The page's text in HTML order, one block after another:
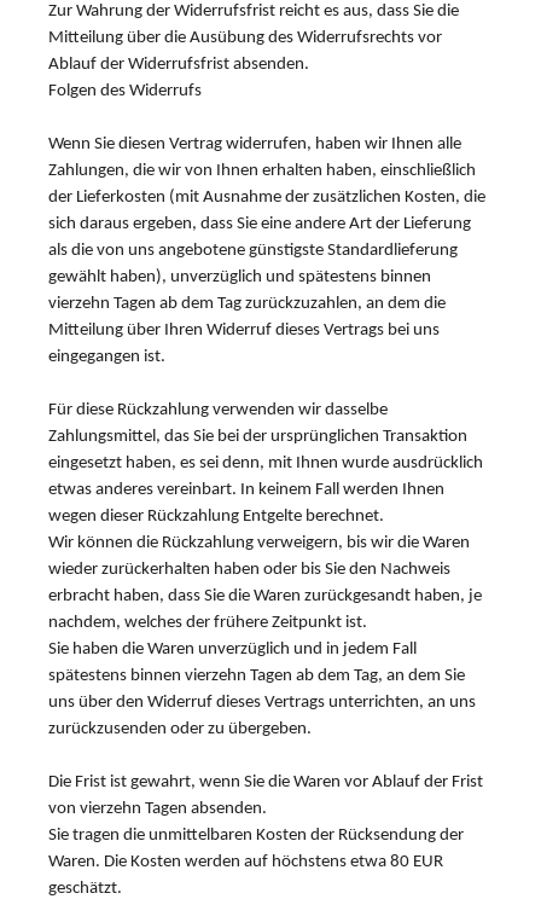
Zur Wahrung der Widerrufsfrist reicht es aus, dass Sie die
Mitteilung über die Ausübung des Widerrufsrechts vor
Ablauf der Widerrufsfrist absenden.
Folgen des Widerrufs
Wenn Sie diesen Vertrag widerrufen, haben wir Ihnen alle
Zahlungen, die wir von Ihnen erhalten haben, einschließlich
der Lieferkosten (mit Ausnahme der zusätzlichen Kosten, die
sich daraus ergeben, dass Sie eine andere Art der Lieferung
als die von uns angebotene günstigste Standardlieferung
gewählt haben), unverzüglich und spätestens binnen
vierzehn Tagen ab dem Tag zurückzuzahlen, an dem die
Mitteilung über Ihren Widerruf dieses Vertrags bei uns
eingegangen ist.
Für diese Rückzahlung verwenden wir dasselbe
Zahlungsmittel, das Sie bei der ursprünglichen Transaktion
eingesetzt haben, es sei denn, mit Ihnen wurde ausdrücklich
etwas anderes vereinbart. In keinem Fall werden Ihnen
wegen dieser Rückzahlung Entgelte berechnet.
Wir können die Rückzahlung verweigern, bis wir die Waren
wieder zurückerhalten haben oder bis Sie den Nachweis
erbracht haben, dass Sie die Waren zurückgesandt haben, je
nachdem, welches der frühere Zeitpunkt ist.
Sie haben die Waren unverzüglich und in jedem Fall
spätestens binnen vierzehn Tagen ab dem Tag, an dem Sie
uns über den Widerruf dieses Vertrags unterrichten, an uns
zurückzusenden oder zu übergeben.
Die Frist ist gewahrt, wenn Sie die Waren vor Ablauf der Frist
von vierzehn Tagen absenden.
Sie tragen die unmittelbaren Kosten der Rücksendung der
Waren. Die Kosten werden auf höchstens etwa 80 EUR
geschätzt.